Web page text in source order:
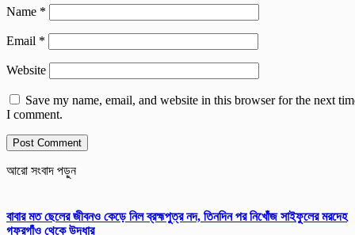
Name *
Email *
Website
Save my name, email, and website in this browser for the next
I comment.
আরো সংবাদ পড়ুন
বাবার মত ছেলের জীবনও কেড়ে নিল ব্রহ্মপুত্র নদ, তিনদিন পর নিখোঁজ সাইফুলের মরদেহ
গফরগাঁও থেকে উদ্ধার